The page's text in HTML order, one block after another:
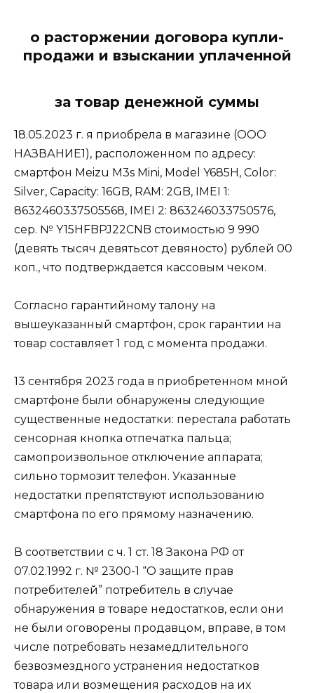
о расторжении договора купли-
продажи и взыскании уплаченной
за товар денежной суммы
18.05.2023 г. я приобрела в магазине (ООО
НАЗВАНИЕ1), расположенном по адресу:
смартфон Meizu M3s Mini, Model Y685H, Color:
Silver, Capacity: 16GB, RAM: 2GB, IMEI 1:
8632460337505568, IMEI 2: 863246033750576,
сер. № Y15HFBPJ22CNB стоимостью 9 990
(девять тысяч девятьсот девяносто) рублей 00
коп., что подтверждается кассовым чеком.
Согласно гарантийному талону на
вышеуказанный смартфон, срок гарантии на
товар составляет 1 год с момента продажи.
13 сентября 2023 года в приобретенном мной
смартфоне были обнаружены следующие
существенные недостатки: перестала работать
сенсорная кнопка отпечатка пальца;
самопроизвольное отключение аппарата;
сильно тормозит телефон. Указанные
недостатки препятствуют использованию
смартфона по его прямому назначению.
В соответствии с ч. 1 ст. 18 Закона РФ от
07.02.1992 г. № 2300-1 “О защите прав
потребителей” потребитель в случае
обнаружения в товаре недостатков, если они
не были оговорены продавцом, вправе, в том
числе потребовать незамедлительного
безвозмездного устранения недостатков
товара или возмещения расходов на их